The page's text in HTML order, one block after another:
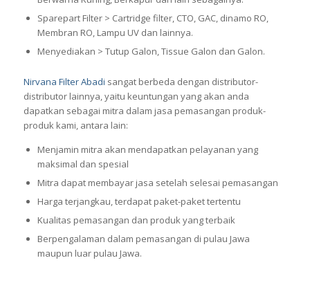
Sparepart Filter > Cartridge filter, CTO, GAC, dinamo RO,
Membran RO, Lampu UV dan lainnya.
Menyediakan > Tutup Galon, Tissue Galon dan Galon.
Nirvana Filter Abadi sangat berbeda dengan distributor-
distributor lainnya, yaitu keuntungan yang akan anda
dapatkan sebagai mitra dalam jasa pemasangan produk-
produk kami, antara lain:
Menjamin mitra akan mendapatkan pelayanan yang
maksimal dan spesial
Mitra dapat membayar jasa setelah selesai pemasangan
Harga terjangkau, terdapat paket-paket tertentu
Kualitas pemasangan dan produk yang terbaik
Berpengalaman dalam pemasangan di pulau Jawa
maupun luar pulau Jawa.